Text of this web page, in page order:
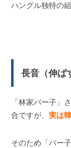
ハングル独特の
長音（伸ば
「林家パー子」
合ですが、実は
そのため「パー